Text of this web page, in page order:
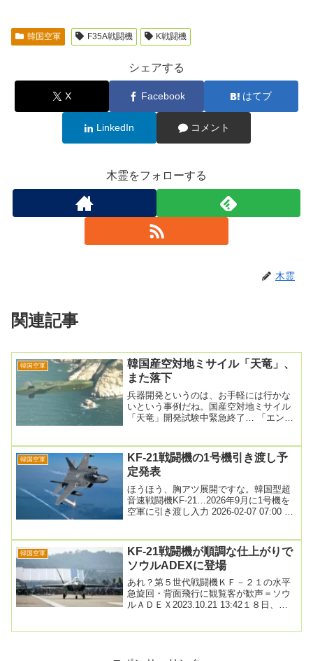
韓国空軍 F35A戦闘機 K戦闘機
シェアする
X Facebook はてブ
LinkedIn コメント
木霊をフォローする
木霊
関連記事
韓国空軍
韓国産空対地ミサイル「天竜」、
また落下
兵器開発というのは、お手軽には行かな
いという事例だね。国産空対地ミサイル
「天竜」開発試験中緊急終了… 「エンジ
韓国空軍
KF-21戦闘機の1号機引き渡し予
定発表
ほうほう、胸アツ展開ですな。韓国型超
音速戦闘機KF-21…2026年9月に1号機を
空軍に引き渡し入力 2026-02-07 07:00 修
韓国空軍
KF-21戦闘機が順調な仕上がりで
ソウルADEXに登場
あれ？第５世代戦闘機ＫＦ－２１の水平
急旋回・背面飛行に観覧客が歓声＝ソウ
ルＡＤＥＸ2023.10.21 13:42１８日、城